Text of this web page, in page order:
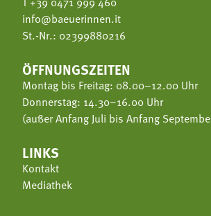
info@baeuerinnen.it
St.-Nr.: 02399880216
ÖFFNUNGSZEITEN
Montag bis Freitag: 08.00–12.00 Uhr
Donnerstag: 14.30–16.00 Uhr
(außer Anfang Juli bis Anfang
LINKS
Kontakt
Mediathek